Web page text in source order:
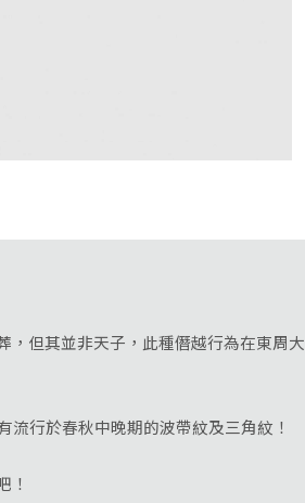
，但其並非天子，此種僭越行為在東周大
行於春秋中晚期的波帶紋及三角紋！
！